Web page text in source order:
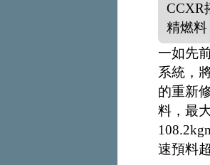
CCXR
精燃料
一如先
系統，
的重新
料，最
速預料